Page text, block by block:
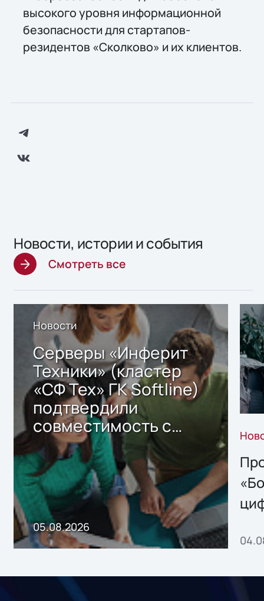
высокого уровня информационной
безопасности для стартапов-
резидентов «Сколково» и их клиентов.
Новости, истории и события
Смотреть все
Новости
Серверы «Инферит
Техники» (кластер
«СФ Тех» ГК Softline)
подтвердили
совместимость с
решением Sharx
Storage 2.x для
хранения данных
05.08.2026